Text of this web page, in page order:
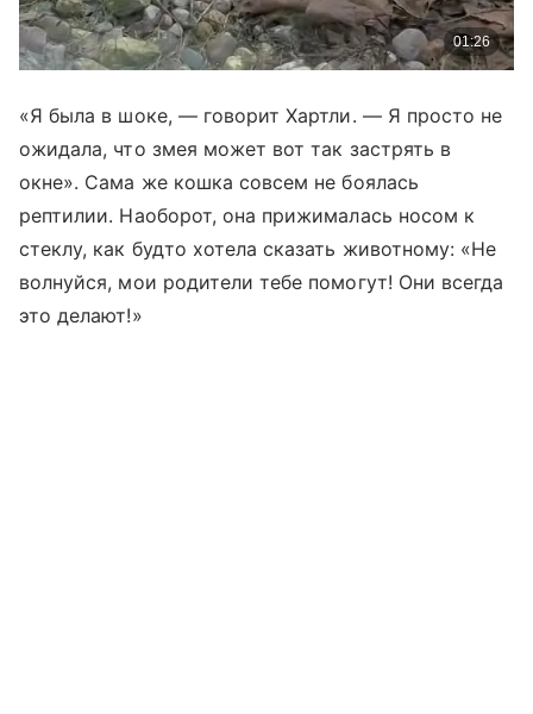
«Я была в шоке, — говорит Хартли. — Я просто не
ожидала, что змея может вот так застрять в
окне». Сама же кошка совсем не боялась
рептилии. Наоборот, она прижималась носом к
стеклу, как будто хотела сказать животному: «Не
волнуйся, мои родители тебе помогут! Они всегда
это делают!»